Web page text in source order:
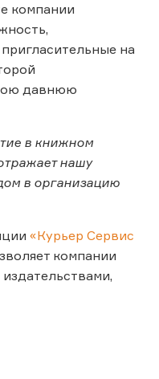
компании
на
давнюю
в книжном
нашу
в организацию
«Курьер Сервис
компании